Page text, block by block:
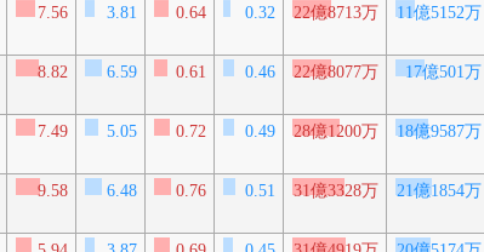
7.56 3.81 0.64 0.32 22億8713万 11億5152万
8.82 6.59 0.61 0.46 22億8077万 17億501万
7.49 5.05 0.72 0.49 28億1200万 18億9587万
9.58 6.48 0.76 0.51 31億3328万 21億1854万